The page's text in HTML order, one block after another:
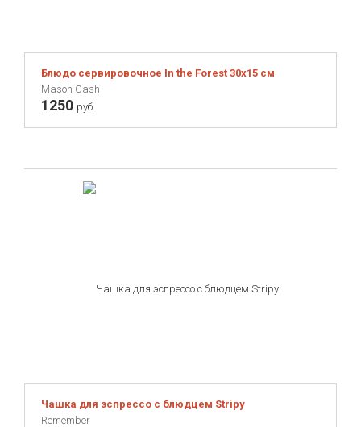
Блюдо сервировочное In the Forest 30х15 см
Mason Cash
1250 руб.
Чашка для эспрессо с блюдцем Stripy
Remember